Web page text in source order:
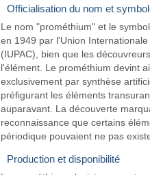
Officialisation du nom et
Le nom "prométhium" et le
en 1949 par l'Union
(IUPAC), bien que les
l'élément. Le prométhium devint
exclusivement par synthèse
préfigurant les éléments
auparavant. La découverte
reconnaissance que certains
périodique pouvaient ne pas
Production et disponibilité